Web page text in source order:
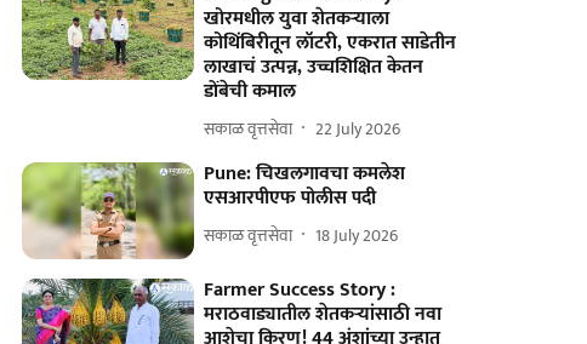
खोरमधील युवा शेतकऱ्याला
कोथिंबिरीतून लॉटरी, एकरात साडेतीन
लाखाचं उत्पन्न, उच्चशिक्षित केतन
डोंबेची कमाल
सकाळ वृत्तसेवा 22 July 2026
Pune: चिखलगावचा कमलेश
एसआरपीएफ पोलीस पदी
सकाळ वृत्तसेवा 18 July 2026
Farmer Success Story :
मराठवाड्यातील शेतकऱ्यांसाठी नवा